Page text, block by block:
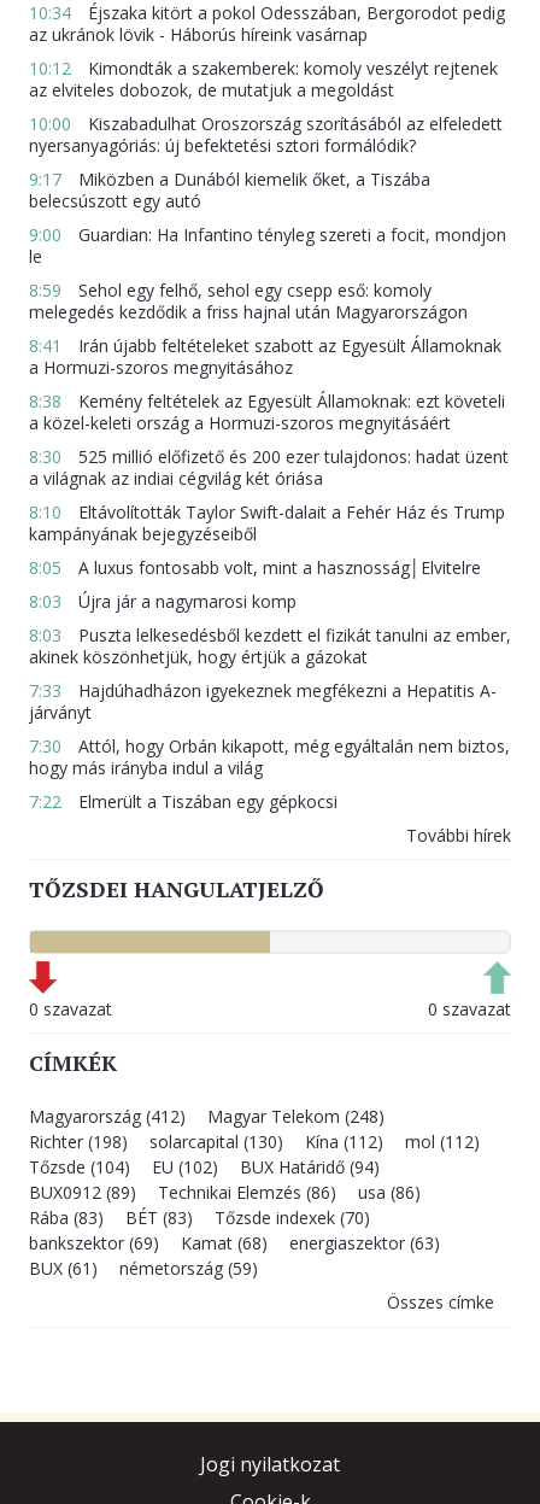
10:34
Éjszaka kitört a pokol Odesszában, Bergorodot pedig
az ukránok lövik - Háborús híreink vasárnap
10:12
Kimondták a szakemberek: komoly veszélyt rejtenek
az elviteles dobozok, de mutatjuk a megoldást
10:00
Kiszabadulhat Oroszország szorításából az elfeledett
nyersanyagóriás: új befektetési sztori formálódik?
9:17
Miközben a Dunából kiemelik őket, a Tiszába
belecsúszott egy autó
9:00
Guardian: Ha Infantino tényleg szereti a focit, mondjon
le
8:59
Sehol egy felhő, sehol egy csepp eső: komoly
melegedés kezdődik a friss hajnal után Magyarországon
8:41
Irán újabb feltételeket szabott az Egyesült Államoknak
a Hormuzi-szoros megnyitásához
8:38
Kemény feltételek az Egyesült Államoknak: ezt követeli
a közel-keleti ország a Hormuzi-szoros megnyitásáért
8:30
525 millió előfizető és 200 ezer tulajdonos: hadat üzent
a világnak az indiai cégvilág két óriása
8:10
Eltávolították Taylor Swift-dalait a Fehér Ház és Trump
kampányának bejegyzéseiből
8:05
A luxus fontosabb volt, mint a hasznosság│Elvitelre
8:03
Újra jár a nagymarosi komp
8:03
Puszta lelkesedésből kezdett el fizikát tanulni az ember,
akinek köszönhetjük, hogy értjük a gázokat
7:33
Hajdúhadházon igyekeznek megfékezni a Hepatitis A-
járványt
7:30
Attól, hogy Orbán kikapott, még egyáltalán nem biztos,
hogy más irányba indul a világ
7:22
Elmerült a Tiszában egy gépkocsi
További hírek
TŐZSDEI HANGULATJELZŐ
0 szavazat 0 szavazat
CÍMKÉK
Magyarország (412)
Magyar Telekom (248)
Richter (198)
solarcapital (130) Kína (112)
mol (112)
Tőzsde (104)
EU (102)
BUX Határidő (94)
BUX0912 (89)
Technikai Elemzés (86)
usa (86)
Rába (83)
BÉT (83)
Tőzsde indexek (70)
bankszektor (69)
Kamat (68)
energiaszektor (63)
BUX (61)
németország (59)
Összes címke
Jogi nyilatkozat